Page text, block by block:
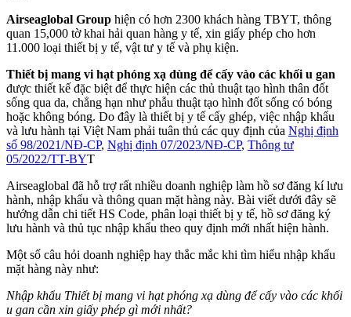
Airseaglobal Group hiện có hơn 2300 khách hàng TBYT, thông
quan 15,000 tờ khai hải quan hàng y tế, xin giấy phép cho hơn
11.000 loại thiết bị y tế, vật tư y tế và phụ kiện.
Thiết bị mang vi hạt phóng xạ dùng để cấy vào các khối u gan
được thiết kế đặc biệt để thực hiện các thủ thuật tạo hình thân đốt
sống qua da, chẳng hạn như phẫu thuật tạo hình đốt sống có bóng
hoặc không bóng. Do đây là thiết bị y tế cấy ghép, việc nhập khẩu
và lưu hành tại Việt Nam phải tuân thủ các quy định của Nghị định
số 98/2021/NĐ-CP, Nghị định 07/2023/NĐ-CP, Thông tư
05/2022/TT-BYT
Airseaglobal đã hỗ trợ rất nhiều doanh nghiệp làm hồ sơ đăng kí lưu
hành, nhập khẩu và thông quan mặt hàng này. Bài viết dưới đây sẽ
hướng dẫn chi tiết HS Code, phân loại thiết bị y tế, hồ sơ đăng ký
lưu hành và thủ tục nhập khẩu theo quy định mới nhất hiện hành.
Một số câu hỏi doanh nghiệp hay thắc mắc khi tìm hiểu nhập khẩu
mặt hàng này như:
Nhập khẩu Thiết bị mang vi hạt phóng xạ dùng để cấy vào các khối
u gan cần xin giấy phép gì mới nhất?